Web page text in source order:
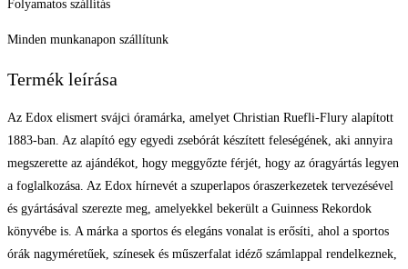
Folyamatos szállítás
Minden munkanapon szállítunk
Termék leírása
Az Edox elismert svájci óramárka, amelyet Christian Ruefli-Flury alapított
1883-ban. Az alapító egy egyedi zsebórát készített feleségének, aki annyira
megszerette az ajándékot, hogy meggyőzte férjét, hogy az óragyártás legyen
a foglalkozása. Az Edox hírnevét a szuperlapos óraszerkezetek tervezésével
és gyártásával szerezte meg, amelyekkel bekerült a Guinness Rekordok
könyvébe is. A márka a sportos és elegáns vonalat is erősíti, ahol a sportos
órák nagyméretűek, színesek és műszerfalat idéző számlappal rendelkeznek,